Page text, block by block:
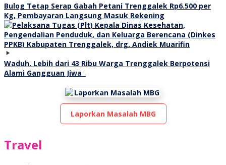
Bulog Tetap Serap Gabah Petani Trenggalek Rp6.500 per
Kg, Pembayaran Langsung Masuk Rekening
Waduh, Lebih dari 43 Ribu Warga Trenggalek Berpotensi
Alami Gangguan Jiwa
Laporkan Masalah MBG
Travel